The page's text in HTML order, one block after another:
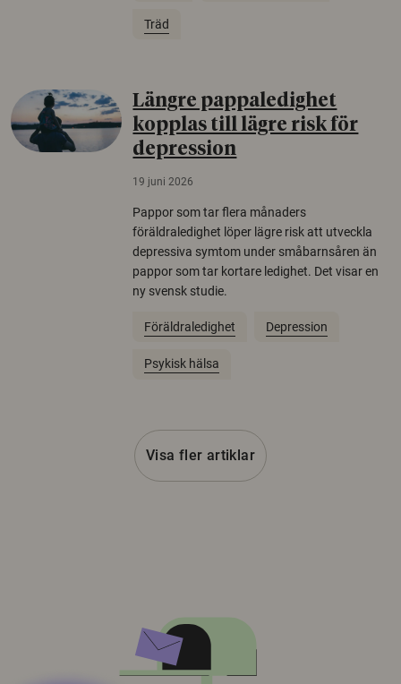
Träd
Längre pappaledighet
kopplas till lägre risk för
depression
19 juni 2026
Pappor som tar flera månaders
föräldraledighet löper lägre risk att utveckla
depressiva symtom under småbarnsåren än
pappor som tar kortare ledighet. Det visar en
ny svensk studie.
Föräldraledighet Depression
Psykisk hälsa
Visa fler artiklar